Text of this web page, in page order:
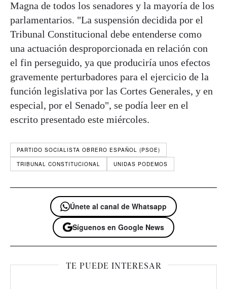
Magna de todos los senadores y la mayoría de los
parlamentarios. "La suspensión decidida por el
Tribunal Constitucional debe entenderse como
una actuación desproporcionada en relación con
el fin perseguido, ya que produciría unos efectos
gravemente perturbadores para el ejercicio de la
función legislativa por las Cortes Generales, y en
especial, por el Senado", se podía leer en el
escrito presentado este miércoles.
PARTIDO SOCIALISTA OBRERO ESPAÑOL (PSOE)
TRIBUNAL CONSTITUCIONAL
UNIDAS PODEMOS
Únete al canal de Whatsapp
Síguenos en Google News
TE PUEDE INTERESAR